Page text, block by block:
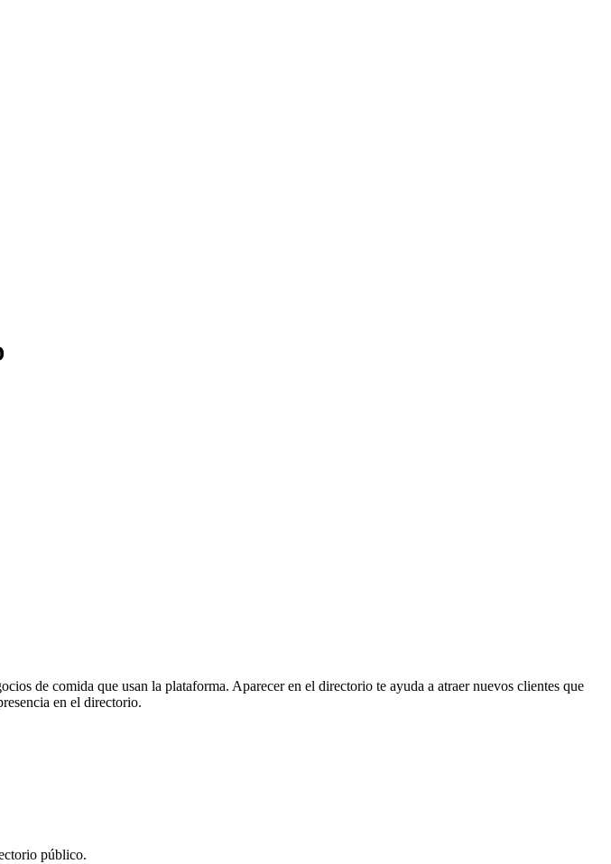
de comida que usan la plataforma. Aparecer en el directorio te ayuda a atraer nuevos clientes que
en el directorio.
público.